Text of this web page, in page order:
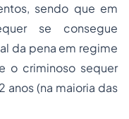
sendo que em
se consegue
da pena em regime
o criminoso sequer
anos (na maioria das